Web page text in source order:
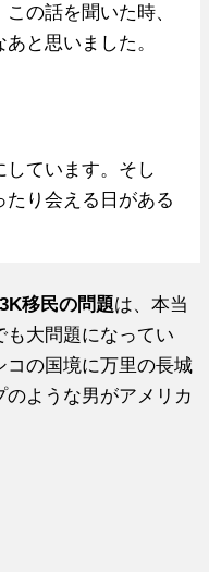
の話を聞いた時、
と思いました。
しています。そし
り会える日がある
3K移民の問題は、本当
も大問題になってい
コの国境に万里の長城
ような男がアメリカ